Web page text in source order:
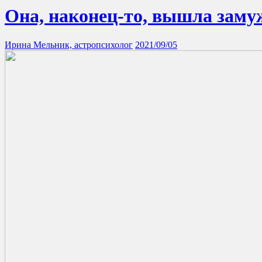
Она, наконец-то, вышла
Ирина Мельник, астропсихолог 2021/09/05